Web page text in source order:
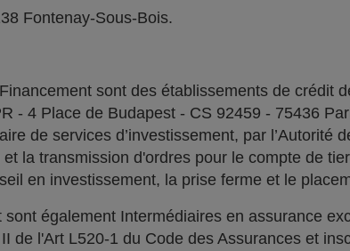
Fontenay-Sous-Bois.
sont des établissements de crédit
- 4 Place de Budapest - CS 92459 - 75436
de services d’investissement, par l’Autorité
la transmission d'ordres pour le compte de
en investissement, la prise ferme et le
également Intermédiaires en assurance
de l'Art L520-1 du Code des Assurances et